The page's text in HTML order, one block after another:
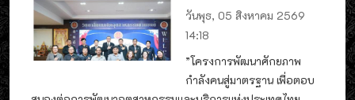
วันพุธ, 05 สิงหาคม 2569
14:18
”โครงการพัฒนาศักยภาพ
กำลังคนสู่มาตรฐาน เพื่อตอบ